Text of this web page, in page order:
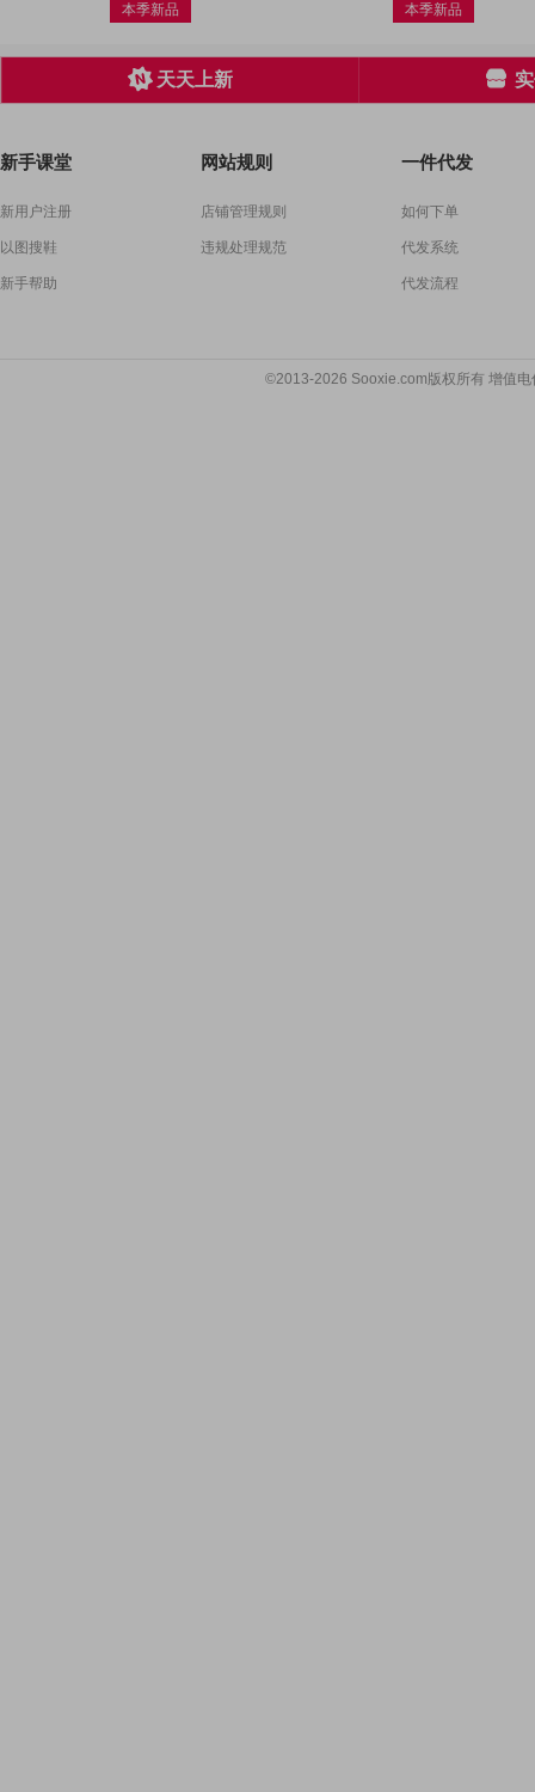
本季新品 本季新品
天天上新
新手课堂
新用户注册
以图搜鞋
新手帮助
网站规则
店铺管理规则
违规处理规范
一件代发
如何下单
代发系统
代发流程
©2013-2026 Sooxie.com版权所有 增值